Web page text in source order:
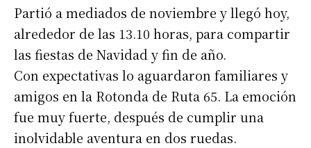
Partió a mediados de noviembre y llegó hoy,
alrededor de las 13.10 horas, para compartir
las fiestas de Navidad y fin de año.
Con expectativas lo aguardaron familiares y
amigos en la Rotonda de Ruta 65. La emoción
fue muy fuerte, después de cumplir una
inolvidable aventura en dos ruedas.